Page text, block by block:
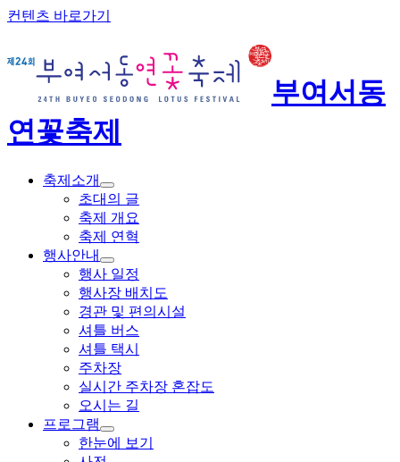
컨텐츠 바로가기
부여서동
연꽃축제
축제소개
초대의 글
축제 개요
축제 연혁
행사안내
행사 일정
행사장 배치도
경관 및 편의시설
셔틀 버스
셔틀 택시
주차장
실시간 주차장 혼잡도
오시는 길
프로그램
한눈에 보기